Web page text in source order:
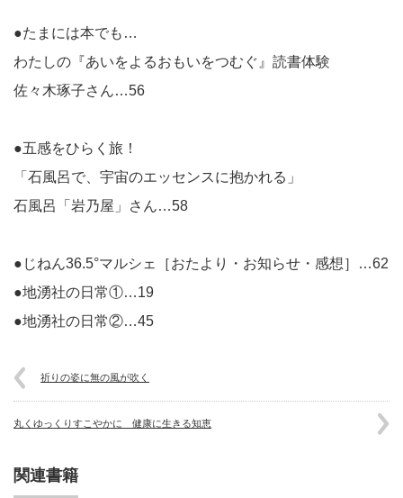
●たまには本でも…
わたしの『あいをよるおもいをつむぐ』読書体験
佐々木琢子さん…56
●五感をひらく旅！
「石風呂で、宇宙のエッセンスに抱かれる」
石風呂「岩乃屋」さん…58
●じねん36.5°マルシェ［おたより・お知らせ・感想］…62
●地湧社の日常①…19
●地湧社の日常②…45
祈りの姿に無の風が吹く
丸くゆっくりすこやかに 健康に生きる知恵
関連書籍